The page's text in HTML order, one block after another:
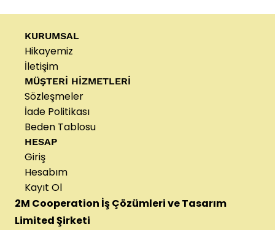
KURUMSAL
Hikayemiz
İletişim
MÜŞTERİ HİZMETLERİ
Sözleşmeler
İade Politikası
Beden Tablosu
HESAP
Giriş
Hesabım
Kayıt Ol
2M Cooperation İş Çözümleri ve Tasarım
Limited Şirketi